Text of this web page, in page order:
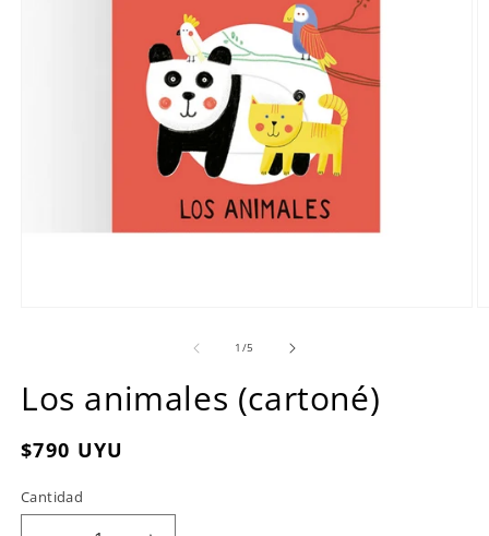
una
ventana
1 /de
5
Los animales (cartoné)
Precio
$790 UYU
Cantidad